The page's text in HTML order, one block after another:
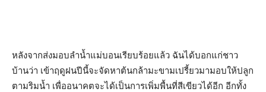
หลังจากส่งมอบลำน้ำแม่บอนเรียบร้อยแล้ว ฉันได้บอกแก่ชาว
บ้านว่า เข้าฤดูฝนปีนี้จะจัดหาต้นกล้ามะขามเปรี้ยวมามอบให้ปลูก
ตามริมน้ำ เพื่ออนาคตจะได้เป็นการเพิ่มพื้นที่สีเขียวได้อีก อีกทั้ง